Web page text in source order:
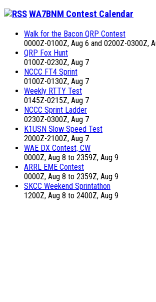
WA7BNM Contest Calendar
Walk for the Bacon QRP Contest
0000Z-0100Z, Aug 6 and 0200Z-0300Z,
QRP Fox Hunt
0100Z-0230Z, Aug 7
NCCC FT4 Sprint
0100Z-0130Z, Aug 7
Weekly RTTY Test
0145Z-0215Z, Aug 7
NCCC Sprint Ladder
0230Z-0300Z, Aug 7
K1USN Slow Speed Test
2000Z-2100Z, Aug 7
WAE DX Contest, CW
0000Z, Aug 8 to 2359Z, Aug 9
ARRL EME Contest
0000Z, Aug 8 to 2359Z, Aug 9
SKCC Weekend Sprintathon
1200Z, Aug 8 to 2400Z, Aug 9